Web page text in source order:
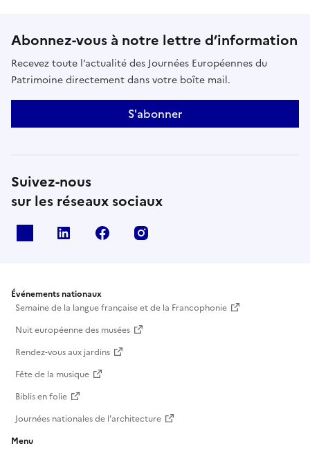
Abonnez-vous à notre lettre d’information
Recevez toute l’actualité des Journées Européennes du
Patrimoine directement dans votre boîte mail.
S'abonner
Suivez-nous
sur les réseaux sociaux
Linkedin Facebook
Événements nationaux
Semaine de la langue française et de la Francophonie
Nuit européenne des musées
Rendez-vous aux jardins
Fête de la musique
Biblis en folie
Journées nationales de l'architecture
Menu